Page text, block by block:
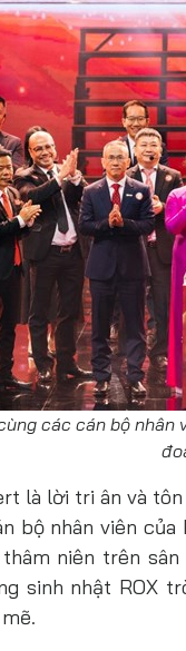
các cán bộ nhân
là lời tri ân và
bộ nhân viên của
niên trên
sinh nhật ROX